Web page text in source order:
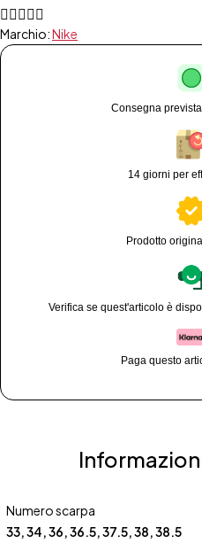
Marchio:Nike
Consegna
14 giorni per
Prodotto
Verifica se quest'articolo è
Paga questo
Numero scarpa
33,34,36,36.5,37.5,38,38.5